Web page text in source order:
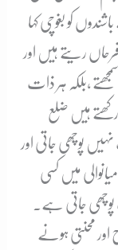
کو بغوچی کہا
ریتے ہیں اور
،بلکہ ہر ذات
رکھتے ہیں ضلع
پوچھی جاتی اور
میں کسی
جاتی ہے۔
اور محنتی ہونے